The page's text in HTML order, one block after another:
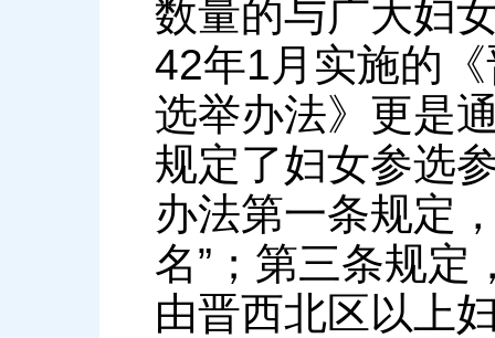
数量的与广大妇
42年1月实施的
选举办法》更是
规定了妇女参选
办法第一条规定
名”；第三条规定
由晋西北区以上